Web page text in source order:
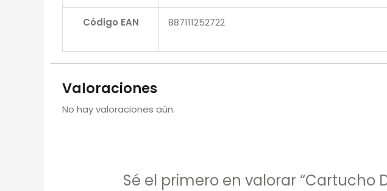
Código EAN 887111252722
Valoraciones
No hay valoraciones aún.
Sé el primero en valorar “Cartucho